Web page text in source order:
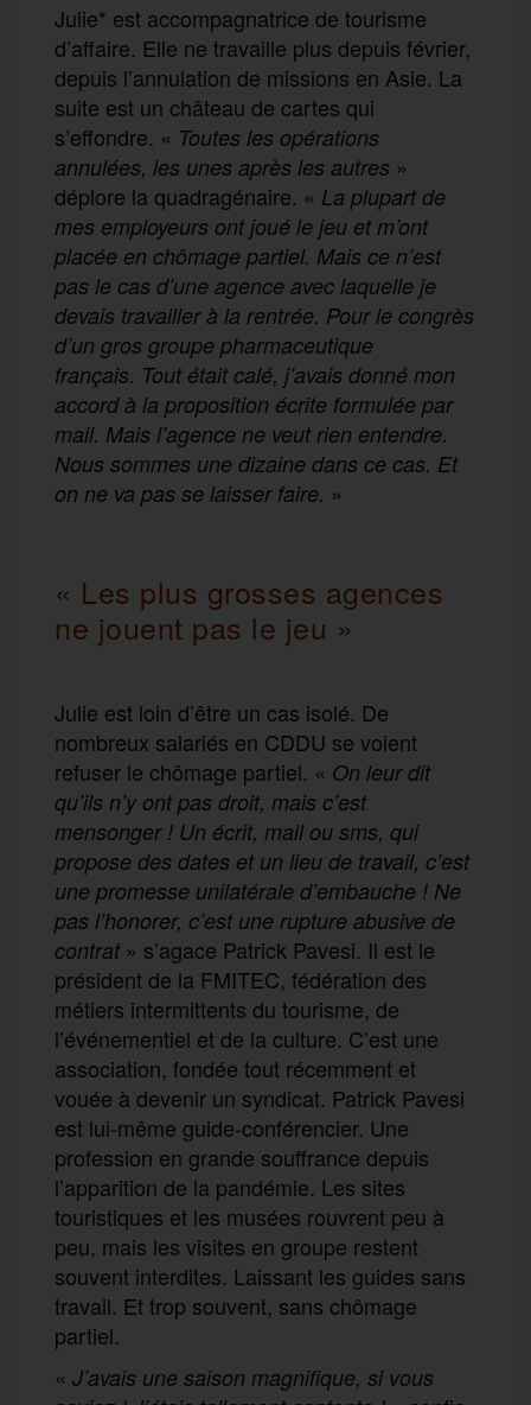
Julie* est accompagnatrice de tourisme
d’affaire. Elle ne travaille plus depuis février,
depuis l’annulation de missions en Asie. La
suite est un château de cartes qui
s’effondre. « Toutes les opérations
annulées, les unes après les autres »
déplore la quadragénaire. « La plupart de
mes employeurs ont joué le jeu et m’ont
placée en chômage partiel. Mais ce n’est
pas le cas d’une agence avec laquelle je
devais travailler à la rentrée. Pour le congrès
d’un gros groupe pharmaceutique
français. Tout était calé, j’avais donné mon
accord à la proposition écrite formulée par
mail. Mais l’agence ne veut rien entendre.
Nous sommes une dizaine dans ce cas. Et
on ne va pas se laisser faire. »
« Les plus grosses agences
ne jouent pas le jeu »
Julie est loin d’être un cas isolé. De
nombreux salariés en CDDU se voient
refuser le chômage partiel. « On leur dit
qu’ils n’y ont pas droit, mais c’est
mensonger ! Un écrit, mail ou sms, qui
propose des dates et un lieu de travail, c’est
une promesse unilatérale d’embauche ! Ne
pas l’honorer, c’est une rupture abusive de
contrat» s’agace Patrick Pavesi. Il est le
président de la FMITEC, fédération des
métiers intermittents du tourisme, de
l’événementiel et de la culture. C’est une
association, fondée tout récemment et
vouée à devenir un syndicat. Patrick Pavesi
est lui-même guide-conférencier. Une
profession en grande souffrance depuis
l’apparition de la pandémie. Les sites
touristiques et les musées rouvrent peu à
peu, mais les visites en groupe restent
souvent interdites. Laissant les guides sans
travail. Et trop souvent, sans chômage
partiel.
« J’avais une saison magnifique, si vous